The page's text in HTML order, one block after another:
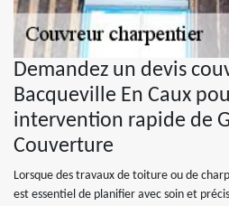
Demandez un devis
Bacqueville En Caux
intervention rapide de
Couverture
Lorsque des travaux de toiture ou de
est essentiel de planifier avec soin et